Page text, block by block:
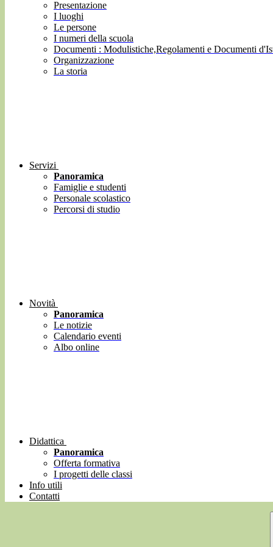
Presentazione
I luoghi
Le persone
I numeri della scuola
Documenti : Modulistiche,Regolamenti e Documenti
Organizzazione
La storia
Servizi
Panoramica
Famiglie e studenti
Personale scolastico
Percorsi di studio
Novità
Panoramica
Le notizie
Calendario eventi
Albo online
Didattica
Panoramica
Offerta formativa
I progetti delle classi
Info utili
Contatti